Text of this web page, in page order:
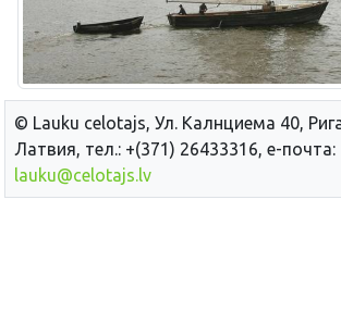
© Lauku сelotajs, Ул. Калнциема 40,
Латвия, тел.: +(371) 26433316, е-почта:
lauku@celotajs.lv